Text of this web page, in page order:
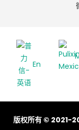
En
版权所有 © 2021-